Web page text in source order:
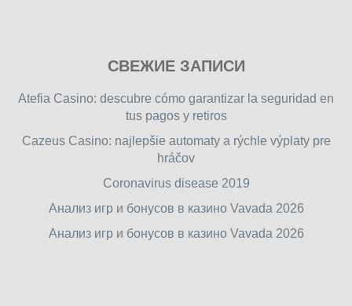
free
games
games.
СВЕЖИЕ ЗАПИСИ
Atefia Casino: descubre cómo garantizar la seguridad en
tus pagos y retiros
Cazeus Casino: najlepšie automaty a rýchle výplaty pre
hráčov
Coronavirus disease 2019
Анализ игр и бонусов в казино Vavada 2026
Анализ игр и бонусов в казино Vavada 2026